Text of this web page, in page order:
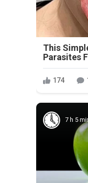
This
Parasites
174
7 h 5